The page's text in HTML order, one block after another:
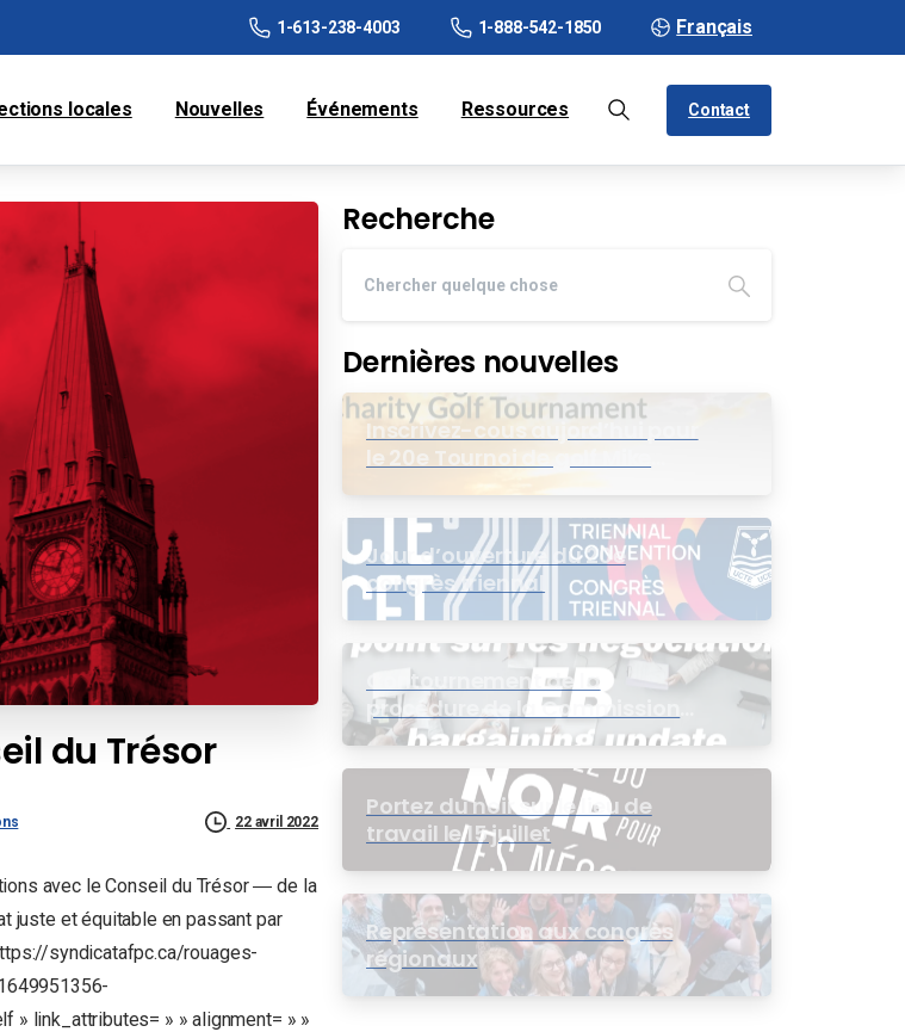
1-613-238-4003 1-888-542-1850 Français
locales Nouvelles Événements Ressources Contact
du Trésor
22 avril 2022
avec le Conseil du Trésor ― de la
juste et équitable en passant par
syndicatafpc.ca/rouages-
» link_attributes= » » alignment= » »
Recherche
Dernières nouvelles
Inscrivez-cous aujord’hui pour
le 20e Tournoi de golf Mike
Jour d’ouverture du 20e
congrès triennal
Contournement de la
procédure de la Commission
de l’intérêt public (CIP) pour le
groupe EB
Portez du noir sur le lieu de
travail le 15 juillet
Représentation aux congrès
régionaux